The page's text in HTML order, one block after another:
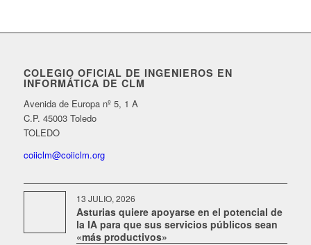
COLEGIO OFICIAL DE INGENIEROS EN
INFORMÁTICA DE CLM
Avenida de Europa nº 5, 1 A
C.P. 45003 Toledo
TOLEDO
coiiclm@coiiclm.org
13 JULIO, 2026
Asturias quiere apoyarse en el potencial de
la IA para que sus servicios públicos sean
«más productivos»